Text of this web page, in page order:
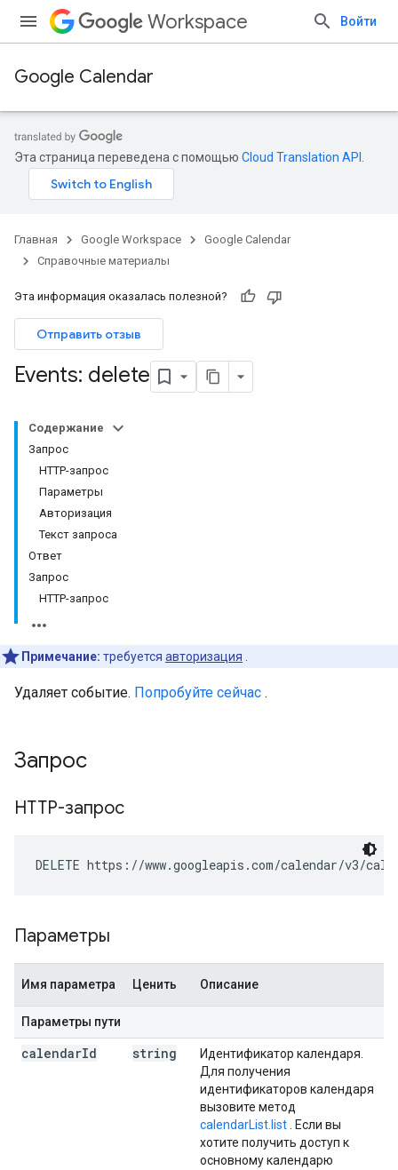
Workspace Войти
Google Calendar
Эта страница переведена с помощью Cloud Translation API
Главная Google Workspace
Google Calendar
Справочные материалы
Эта информация оказалась полезной?
Отправить отзыв
Events: delete
Содержание
Запрос
HTTP-запрос
Параметры
Авторизация
Текст запроса
Ответ
Запрос
HTTP-запрос
Примечание: требуется авторизация
Удаляет событие. Попробуйте сейчас .
Запрос
HTTP-запрос
DELETE https://www.googleapis.com/calendar/v3/
Параметры
Имя параметра Ценить Описание
Параметры пути
calendarId string
Идентификатор календаря.
Для получения
идентификаторов календаря
вызовите метод
calendarList.list . Если вы
хотите получить доступ к
основному календарю